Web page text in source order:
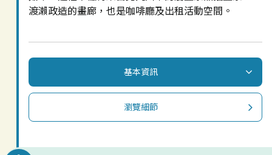
渡瀨政造的畫廊，也是咖啡廳及出租活動空間。
基本資訊
瀏覽細節